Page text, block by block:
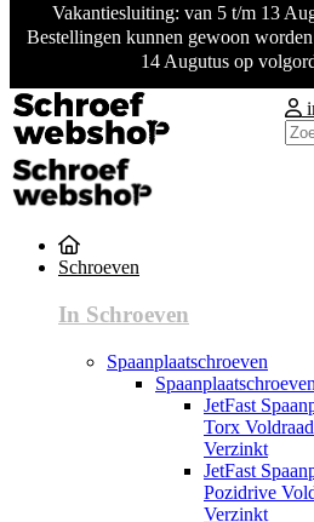
Vakantiesluiting: van 5 t/m 13
Bestellingen kunnen gewoon
14 Augutus op
Schroeven
In Schroeven
Spaanplaatschroeven
JetFast
Torx
Verzinkt
JetFast
Pozidrive
Verzinkt